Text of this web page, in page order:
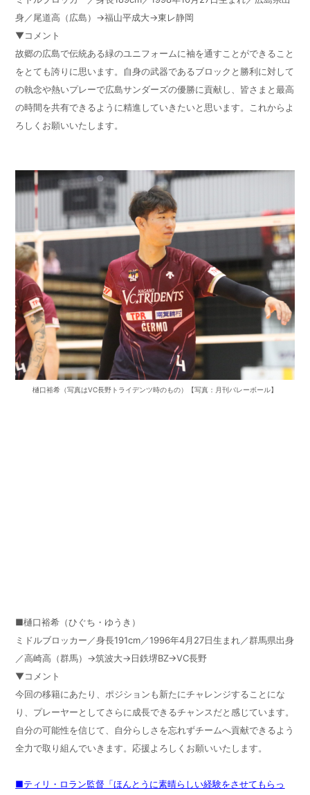
身／尾道高（広島）→福山平成大→東レ静岡
▼コメント
故郷の広島で伝統ある緑のユニフォームに袖を通すことができること
をとても誇りに思います。自身の武器であるブロックと勝利に対して
の執念や熱いプレーで広島サンダーズの優勝に貢献し、皆さまと最高
の時間を共有できるように精進していきたいと思います。これからよ
ろしくお願いいたします。
樋口裕希（写真はVC長野トライデンツ時のもの）【写真：月刊バレーボール】
■樋口裕希（ひぐち・ゆうき）
ミドルブロッカー／身長191cm／1996年4月27日生まれ／群馬県出身
／高崎高（群馬）→筑波大→日鉄堺BZ→VC長野
▼コメント
今回の移籍にあたり、ポジションも新たにチャレンジすることにな
り、プレーヤーとしてさらに成長できるチャンスだと感じています。
自分の可能性を信じて、自分らしさを忘れずチームへ貢献できるよう
全力で取り組んでいきます。応援よろしくお願いいたします。
■ティリ・ロラン監督「ほんとうに素晴らしい経験をさせてもらっ